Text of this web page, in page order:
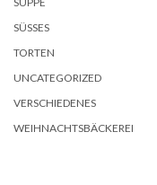
SÜSSES
TORTEN
UNCATEGORIZED
VERSCHIEDENES
WEIHNACHTSBÄCKEREI